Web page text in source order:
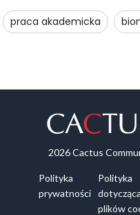
praca akademicka
2026 Cactus
Polityka
prywatności
Polityka
dotycząca
plików